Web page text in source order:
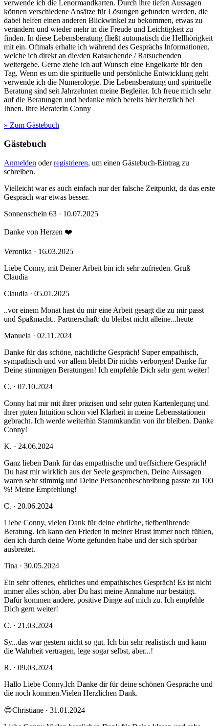
verwende ich die Lenormandkarten. Durch ihre tiefen Aussagen
können verschiedene Ansätze für Lösungen gefunden werden, die
dabei helfen einen anderen Blickwinkel zu bekommen, etwas zu
verändern und wieder mehr in die Freude und Leichtigkeit zu
finden. In diese Lebensberatung fließt automatisch die Hellhörigkeit
mit ein. Oftmals erhalte ich während des Gesprächs Informationen,
welche ich direkt an die/den Ratsuchende / Ratsuchenden
weitergebe. Gerne ziehe ich auf Wunsch eine Engelkarte für den
Tag. Wenn es um die spirituelle und persönliche Entwicklung geht
verwende ich die Numerologie. Die Lebensberatung und spirituelle
Beratung sind seit Jahrzehnten meine Begleiter. Ich freue mich sehr
auf die Beratungen und bedanke mich bereits hier herzlich bei
Ihnen. Ihre Beraterin Conny
» Zum Gästebuch
Gästebuch
Anmelden oderregistrieren, um einen Gästebuch-Eintrag zu
schreiben.
Vielleicht war es auch einfach nur der falsche Zeitpunkt, da das erste
Gespräch war etwas besser.
Sonnenschein 63 · 10.07.2025
Danke von Herzen ❤️
Veronika · 16.03.2025
Liebe Conny, mit Deiner Arbeit bin ich sehr zufrieden. Gruß
Claudia
Claudia · 05.01.2025
..vor einem Monat hast du mir eine Arbeit gesagt die zu mir passt
und Spaßmacht.. Partnerschaft: du bleibst nicht alleine...heute
Manuela · 02.11.2024
Danke für das schöne, nächtliche Gespräch! Super empathisch,
sympathisch und vor allem bleibt Dir nichts verborgen! Danke für
Deine stimmigen Beratungen! Ich empfehle Dich sehr gern weiter!
C. · 07.10.2024
Conny hat mir mit ihrer präzisen und sehr guten Kartenlegung und
ihrer guten Intuition schon viel Klarheit in meine Lebensstationen
gebracht. Ich werde weiterhin Stammkundin von ihr bleiben. Danke
Conny!
K. · 24.06.2024
Ganz lieben Dank für das empathische und treffsichere Gespräch!
Du hast mir wirklich aus der Seele gesprochen, Deine Aussagen
waren sehr stimmig und Deine Personenbeschreibung passte zu 100
%! Meine Empfehlung!
C. · 20.06.2024
Liebe Conny, vielen Dank für deine ehrliche, tiefberührende
Beratung. Ich kann den Frieden in meiner Brust immer noch fühlen,
den ich durch deine Worte gefunden habe und der sich spürbar
ausbreitet.
Tina · 30.05.2024
Ein sehr offenes, ehrliches und empathisches Gespräch! Es ist nicht
immer alles schön, aber Du hast meine Annahme nur bestätigt.
Dafür kommen andere, positive Dinge auf mich zu. Ich empfehle
Dich gern weiter!
C. · 21.03.2024
Sy...das war gestern nicht so gut. Ich bin sehr realistisch und kann
die Wahrheit vertragen, lege sogar selbst, aber...!
R. · 09.03.2024
Hallo Liebe Conny.Ich Danke dir für deine schönen Gespräche und
die noch kommen.Vielen Herzlichen Dank.
😍Christiane · 31.01.2024